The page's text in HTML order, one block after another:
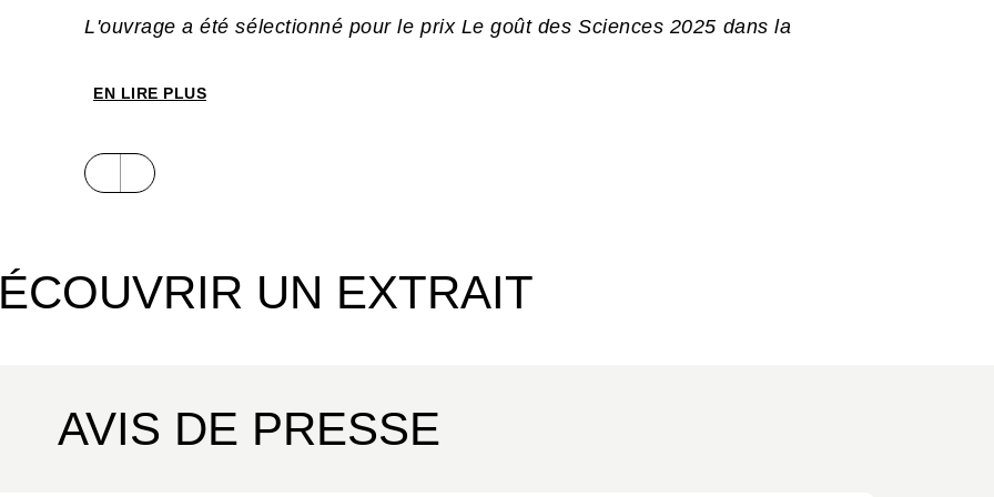
L'ouvragea été sélectionné pour le prix Le goût des Sciences 2025 dans la
de la Recherche et de l'Espace).
EN LIRE PLUS
UN EXTRAIT
AVIS DE PRESSE